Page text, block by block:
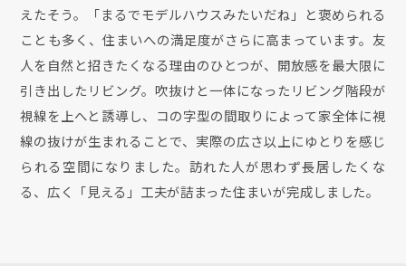
えたそう。「まるでモデルハウスみたいだね」と褒められる
ことも多く、住まいへの満足度がさらに高まっています。友
人を自然と招きたくなる理由のひとつが、開放感を最大限に
引き出したリビング。吹抜けと一体になったリビング階段が
視線を上へと誘導し、コの字型の間取りによって家全体に視
線の抜けが生まれることで、実際の広さ以上にゆとりを感じ
られる空間になりました。訪れた人が思わず長居したくな
る、広く「見える」工夫が詰まった住まいが完成しました。